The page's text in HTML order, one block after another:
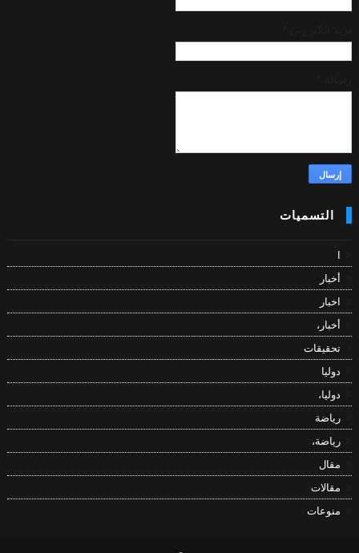
التسميات
ا
أخبار
اخبار
أخبار،
تحقيقات
دوليا
دوليا،
رياضة
رياضة،
مقال
مقالات
منوعات